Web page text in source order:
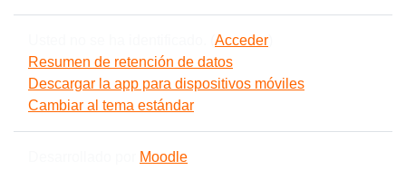
Acceder
Resumen de retención de datos
Descargar la app para dispositivos móviles
Cambiar al tema estándar
Moodle